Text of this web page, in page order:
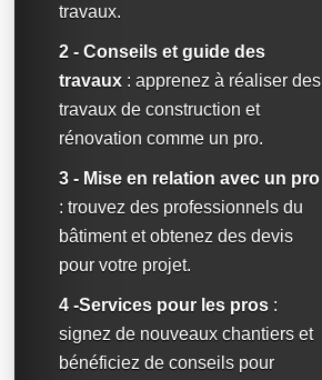
travaux.
2 - Conseils et guide des
travaux : apprenez à réaliser des
travaux de construction et
rénovation comme un pro.
3 - Mise en relation avec un pro
: trouvez des professionnels du
bâtiment et obtenez des devis
pour votre projet.
4 -Services pour les pros :
signez de nouveaux chantiers et
bénéficiez de conseils pour